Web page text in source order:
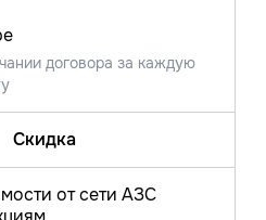
договора за каждую
Скидка
от сети АЗС